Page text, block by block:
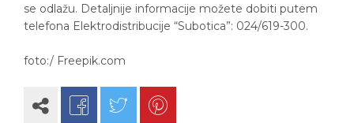
se odlažu. Detaljnije informacije možete dobiti putem
telefona Elektrodistribucije “Subotica”: 024/619-300.
foto:/ Freepik.com